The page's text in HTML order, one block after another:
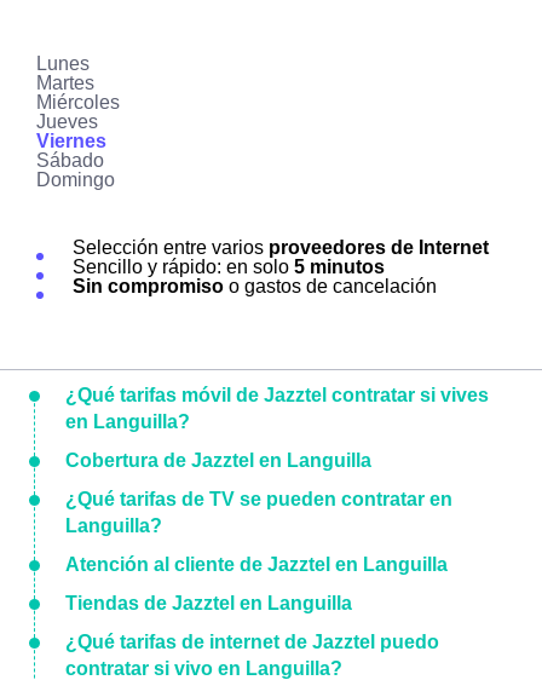
Lunes
Martes
Miércoles
Jueves
Viernes
Sábado
Domingo
Selección entre varios proveedores de Internet
Sencillo y rápido: en solo 5 minutos
Sin compromiso o gastos de cancelación
¿Qué tarifas móvil de Jazztel contratar si vives
en Languilla?
Cobertura de Jazztel en Languilla
¿Qué tarifas de TV se pueden contratar en
Languilla?
Atención al cliente de Jazztel en Languilla
Tiendas de Jazztel en Languilla
¿Qué tarifas de internet de Jazztel puedo
contratar si vivo en Languilla?